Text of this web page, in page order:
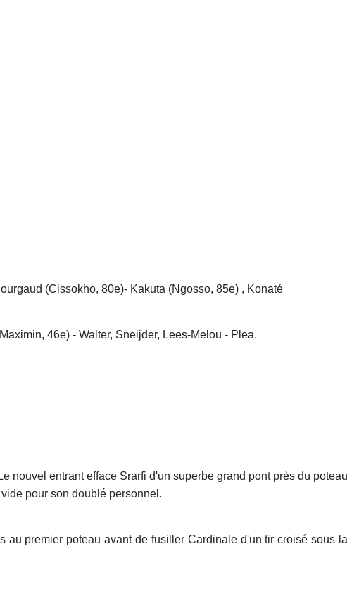
(Cissokho, 80e)- Kakuta (Ngosso, 85e) , Konaté
46e) - Walter, Sneijder, Lees-Melou - Plea.
nouvel entrant efface Srarfi d'un superbe grand pont près du poteau
pour son doublé personnel.
au premier poteau avant de fusiller Cardinale d'un tir croisé sous la